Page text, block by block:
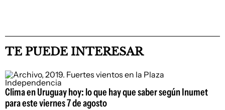
TE PUEDE INTERESAR
Clima en Uruguay hoy: lo que hay que saber según Inumet
para este viernes 7 de agosto